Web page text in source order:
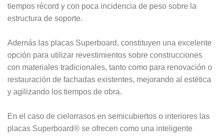
tiempos récord y con poca incidencia de peso sobre la
estructura de soporte.
Además las placas Superboard, constituyen una excelente
opción para utilizar revestimientos sobre construcciones
con materiales tradicionales, tanto como para renovación o
restauración de fachadas existentes, mejorando al estética
y agilizando los tiempos de obra.
En el caso de cielorrasos en semicubiertos o interiores las
placas Superboard® se ofrecen como una inteligente